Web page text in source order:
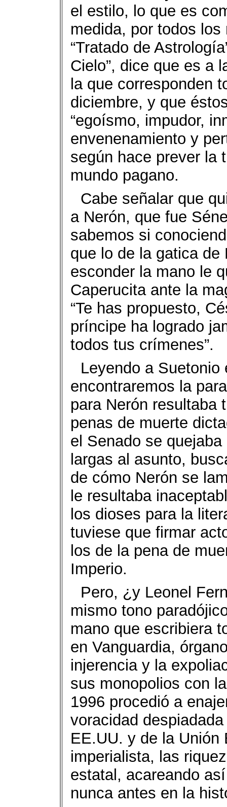
el estilo, lo que es
medida, por todos
“Tratado de
Cielo”, dice que es a
la que corresponden
diciembre, y que
“egoísmo, impudor,
envenenamiento y
según hace prever la
mundo pagano.
Cabe señalar que
a Nerón, que fue
sabemos si
que lo de la gatica
esconder la mano le
Caperucita ante la
“Te has propuesto,
príncipe ha logrado
todos tus crímenes”.
Leyendo a Suetonio
encontraremos la
para Nerón resultaba
penas de muerte
el Senado se
largas al asunto,
de cómo Nerón se
le resultaba
los dioses para la
tuviese que firmar
los de la pena de
Imperio.
Pero, ¿y Leonel
mismo tono
mano que escribiera
en Vanguardia,
injerencia y la
sus monopolios con
1996 procedió a
voracidad
EE.UU. y de la Unión
imperialista, las
estatal, acareando
nunca antes en la